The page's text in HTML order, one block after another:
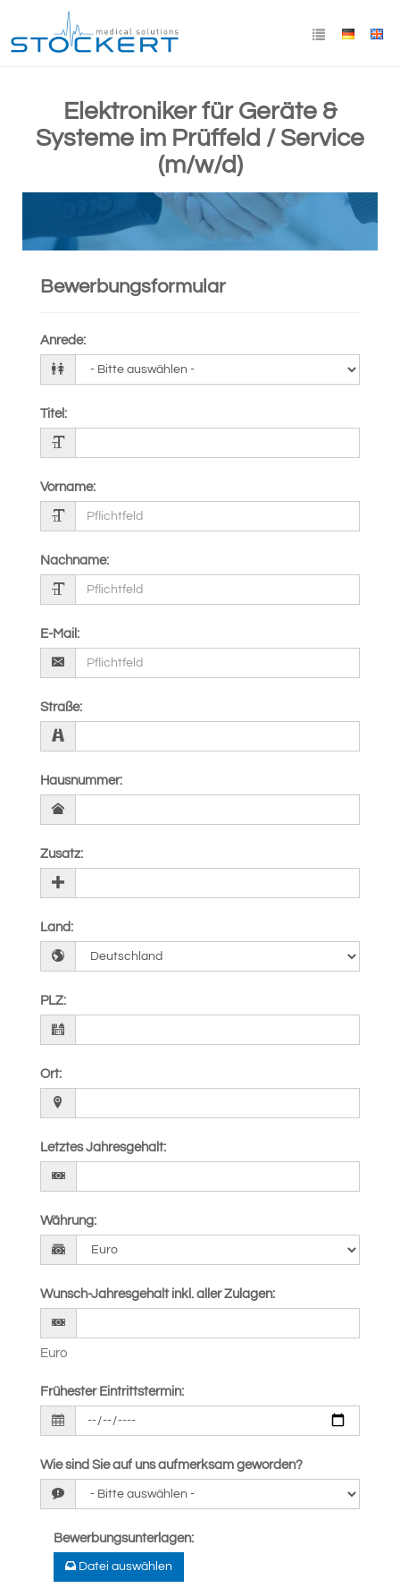
Elektroniker für Geräte &
Systeme im Prüffeld / Service
(m/w/d)
Bewerbungsformular
Anrede:
Titel:
Vorname:
Nachname:
E-Mail:
Straße:
Hausnummer:
Zusatz:
Land:
PLZ:
Ort:
Letztes Jahresgehalt:
Währung:
Wunsch-Jahresgehalt inkl. aller Zulagen:
Euro
Frühester Eintrittstermin:
Wie sind Sie auf uns aufmerksam geworden?
Bewerbungsunterlagen:
Datei auswählen